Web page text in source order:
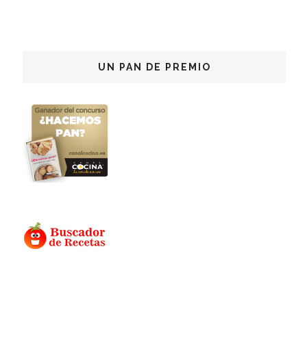
UN PAN DE PREMIO